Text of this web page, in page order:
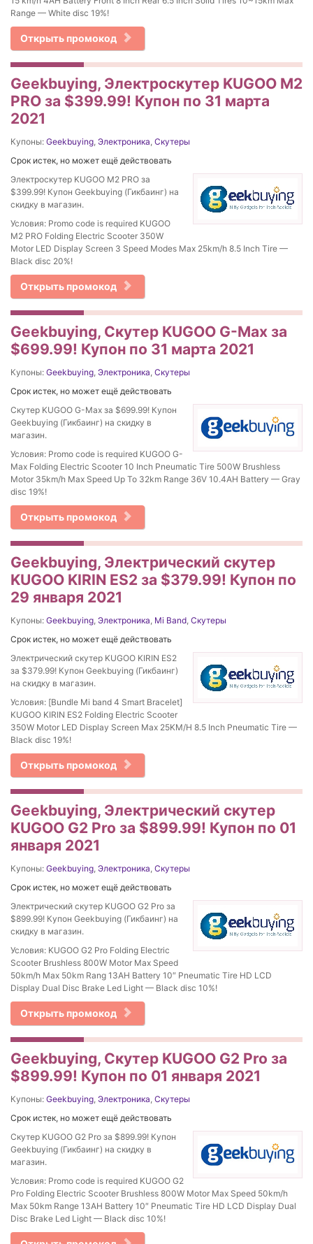
Range — White disc 19%!
Открыть промокод
Geekbuying, Электроскутер KUGOO M2
PRO за $399.99! Купон по 31 марта
2021
Купоны: Geekbuying, Электроника, Скутеры
Срок истек, но может ещё действовать
Электроскутер KUGOO M2 PRO за
$399.99! Купон Geekbuying (Гикбаинг) на
скидку в магазин.
Условия: Promo code is required KUGOO
M2 PRO Folding Electric Scooter 350W
Motor LED Display Screen 3 Speed Modes Max 25km/h 8.5 Inch Tire —
Black disc 20%!
Открыть промокод
Geekbuying, Скутер KUGOO G-Max за
$699.99! Купон по 31 марта 2021
Купоны: Geekbuying, Электроника, Скутеры
Срок истек, но может ещё действовать
Скутер KUGOO G-Max за $699.99! Купон
Geekbuying (Гикбаинг) на скидку в
магазин.
Условия: Promo code is required KUGOO G-
Max Folding Electric Scooter 10 Inch Pneumatic Tire 500W Brushless
Motor 35km/h Max Speed Up To 32km Range 36V 10.4AH Battery — Gray
disc 19%!
Открыть промокод
Geekbuying, Электрический скутер
KUGOO KIRIN ES2 за $379.99! Купон по
29 января 2021
Купоны: Geekbuying, Электроника, Mi Band, Скутеры
Срок истек, но может ещё действовать
Электрический скутер KUGOO KIRIN ES2
за $379.99! Купон Geekbuying (Гикбаинг)
на скидку в магазин.
Условия: [Bundle Mi band 4 Smart Bracelet]
KUGOO KIRIN ES2 Folding Electric Scooter
350W Motor LED Display Screen Max 25KM/H 8.5 Inch Pneumatic Tire —
Black disc 19%!
Открыть промокод
Geekbuying, Электрический скутер
KUGOO G2 Pro за $899.99! Купон по 01
января 2021
Купоны: Geekbuying, Электроника, Скутеры
Срок истек, но может ещё действовать
Электрический скутер KUGOO G2 Pro за
$899.99! Купон Geekbuying (Гикбаинг) на
скидку в магазин.
Условия: KUGOO G2 Pro Folding Electric
Scooter Brushless 800W Motor Max Speed
50km/h Max 50km Rang 13AH Battery 10″ Pneumatic Tire HD LCD
Display Dual Disc Brake Led Light — Black disc 10%!
Открыть промокод
Geekbuying, Скутер KUGOO G2 Pro за
$899.99! Купон по 01 января 2021
Купоны: Geekbuying, Электроника, Скутеры
Срок истек, но может ещё действовать
Скутер KUGOO G2 Pro за $899.99! Купон
Geekbuying (Гикбаинг) на скидку в
магазин.
Условия: Promo code is required KUGOO G2
Pro Folding Electric Scooter Brushless 800W Motor Max Speed 50km/h
Max 50km Range 13AH Battery 10″ Pneumatic Tire HD LCD Display Dual
Disc Brake Led Light — Black disc 10%!